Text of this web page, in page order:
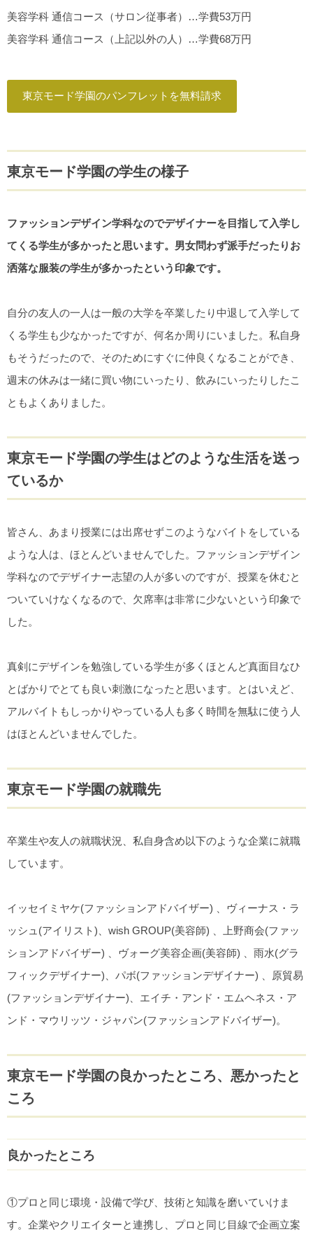
美容学科 通信コース（サロン従事者）…学費53万円
美容学科 通信コース（上記以外の人）…学費68万円
東京モード学園のパンフレットを無料請求
東京モード学園の学生の様子
ファッションデザイン学科なのでデザイナーを目指して入学し
てくる学生が多かったと思います。男女問わず派手だったりお
洒落な服装の学生が多かったという印象です。
自分の友人の一人は一般の大学を卒業したり中退して入学して
くる学生も少なかったですが、何名か周りにいました。私自身
もそうだったので、そのためにすぐに仲良くなることができ、
週末の休みは一緒に買い物にいったり、飲みにいったりしたこ
ともよくありました。
東京モード学園の学生はどのような生活を送っ
ているか
皆さん、あまり授業には出席せずこのようなバイトをしている
ような人は、ほとんどいませんでした。ファッションデザイン
学科なのでデザイナー志望の人が多いのですが、授業を休むと
ついていけなくなるので、欠席率は非常に少ないという印象で
した。
真剣にデザインを勉強している学生が多くほとんど真面目なひ
とばかりでとても良い刺激になったと思います。とはいえど、
アルバイトもしっかりやっている人も多く時間を無駄に使う人
はほとんどいませんでした。
東京モード学園の就職先
卒業生や友人の就職状況、私自身含め以下のような企業に就職
しています。
イッセイミヤケ(ファッションアドバイザー) 、ヴィーナス・ラ
ッシュ(アイリスト)、wish GROUP(美容師) 、上野商会(ファッ
ションアドバイザー) 、ヴォーグ美容企画(美容師) 、雨水(グラ
フィックデザイナー)、パボ(ファッションデザイナー) 、原貿易
(ファッションデザイナー)、エイチ・アンド・エムヘネス・ア
ンド・マウリッツ・ジャパン(ファッションアドバイザー)。
東京モード学園の良かったところ、悪かったと
ころ
良かったところ
①プロと同じ環境・設備で学び、技術と知識を磨いていけま
す。企業やクリエイターと連携し、プロと同じ目線で企画立案